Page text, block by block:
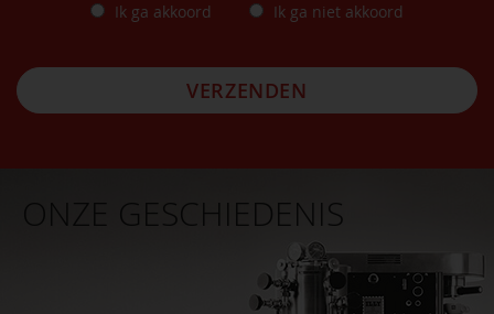
Ik ga akkoord Ik ga niet akkoord
VERZENDEN
ONZE GESCHIEDENIS